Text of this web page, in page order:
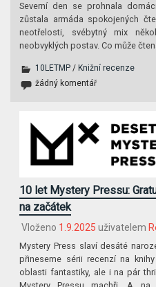
Severní den se prohnala
zůstala armáda spokojených
neotřelosti, svébytný mix
neobvyklých postav. Co může
10LETMP / Knižní recenze
žádný komentář
10 let Mystery Pressu:
na začátek
Vloženo 1.9.2025 uživatelem
Mystery Press slaví desáté
přineseme sérii recenzí na
oblasti fantastiky, ale i na pár